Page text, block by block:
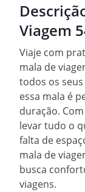
Viagem
Viaje com
mala de
todos os
essa mala é
duração.
levar tudo o
falta de
mala de
busca
viagens.